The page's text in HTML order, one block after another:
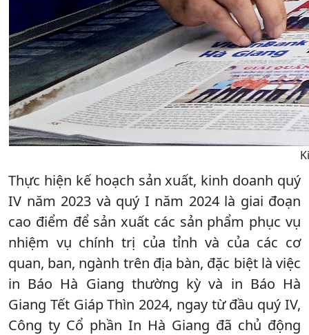
Thực hiện kế hoạch sản xuất, kinh doanh quý
IV năm 2023 và quý I năm 2024 là giai đoạn
cao điểm để sản xuất các sản phẩm phục vụ
nhiệm vụ chính trị của tỉnh và của các cơ
quan, ban, ngành trên địa bàn, đặc biệt là việc
in Báo Hà Giang thường kỳ và in Báo Hà
Giang Tết Giáp Thìn 2024, ngay từ đầu quý IV,
Công ty Cổ phần In Hà Giang đã chủ động